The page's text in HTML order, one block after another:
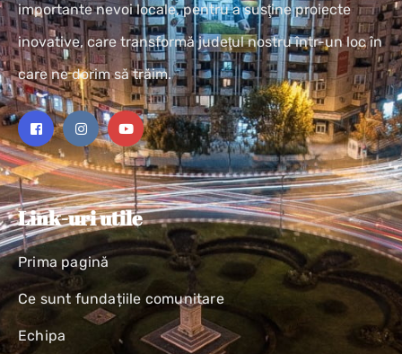
importante nevoi locale, pentru a susţine proiecte
inovative, care transformă judeţul nostru într-un loc în
care ne dorim să trăim.
Link-uri utile
Prima pagină
Ce sunt fundațiile comunitare
Echipa